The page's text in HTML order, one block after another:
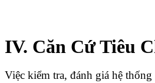
IV. Căn Cứ Tiêu
Việc kiểm tra, đánh giá hệ